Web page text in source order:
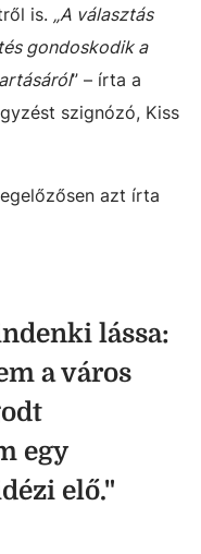
is. „A választás
gondoskodik a
” – írta a
szignózó, Kiss
azt írta
lássa:
a város
egy
elő."